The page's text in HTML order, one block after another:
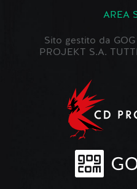
AREA
Sito gestito da
PROJEKT S.A.